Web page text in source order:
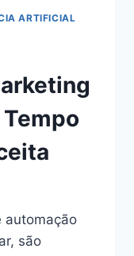
ARTIFICIAL
automação
são